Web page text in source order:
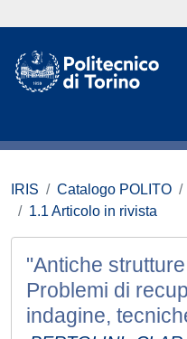
IRIS Catalogo POLITO
1.1 Articolo in rivista
"Antiche
Problemi di
indagine,